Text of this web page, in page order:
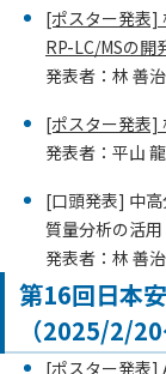
[ポスター発表]
RP-LC/MSの開
発表者：林 善
[ポスター発表]
発表者：平山
[口頭発表] 中
質量分析の活用
発表者：林 善治
第16回日本
（2025/2/
[ポスター発表